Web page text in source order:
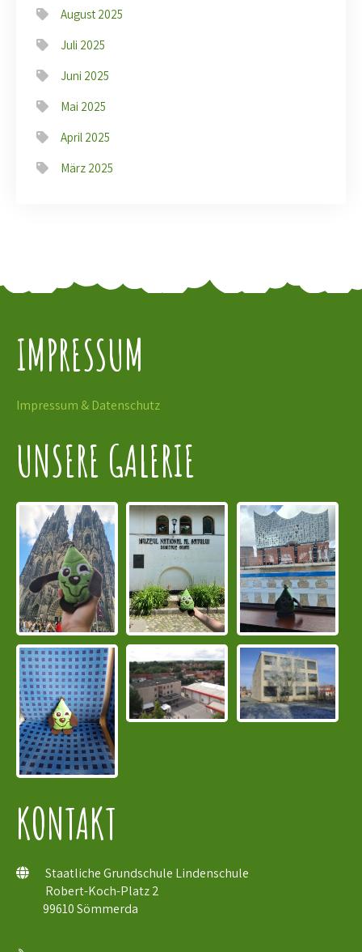
August 2025
Juli 2025
Juni 2025
Mai 2025
April 2025
März 2025
IMPRESSUM
Impressum & Datenschutz
UNSERE GALERIE
KONTAKT
Staatliche Grundschule Lindenschule
Robert-Koch-Platz 2
99610 Sömmerda